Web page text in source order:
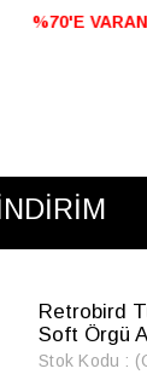
TL VE
Retrobird
Soft Örgü
Stok Kodu